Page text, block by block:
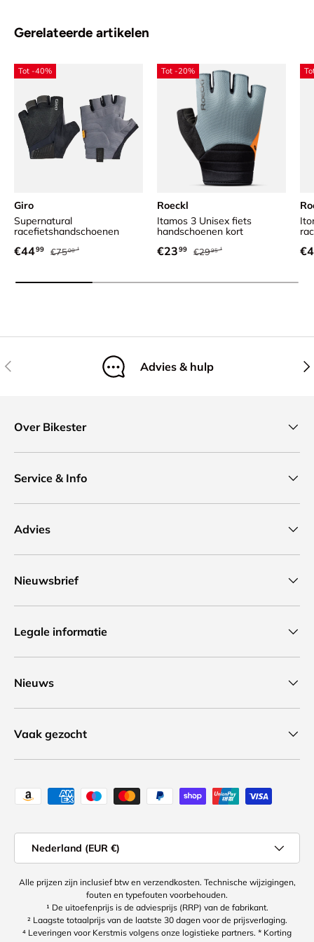
Gerelateerde artikelen
Tot -40%
Giro
Supernatural
racefietshandschoenen
Verkoopprijs
€4499 Reguliere prijs
€7500
Tot -20%
Roeckl
Itamos 3 Unisex fiets
handschoenen kort
Verkoopprijs
€2399 Reguliere prijs
€2995
Vorige Advies & hulp
Over Bikester
Service & Info
Advies
Nieuwsbrief
Legale informatie
Nieuws
Vaak gezocht
Geaccepteerde betaalmethoden
Nederland (EUR €)
Alle prijzen zijn inclusief btw en verzendkosten. Technische wijzigingen,
fouten en typefouten voorbehouden.
¹ De uitoefenprijs is de adviesprijs (RRP) van de fabrikant.
² Laagste totaalprijs van de laatste 30 dagen voor de prijsverlaging.
⁴ Leveringen voor Kerstmis volgens onze logistieke partners. * Korting